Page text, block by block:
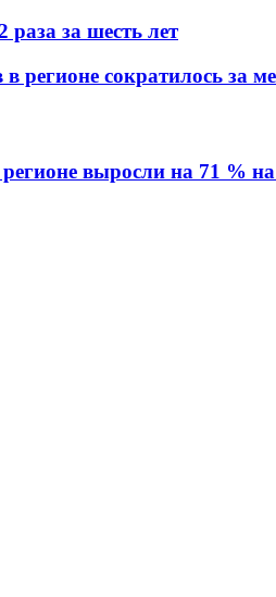
за шесть лет
регионе сократилось за
выросли на 71 %